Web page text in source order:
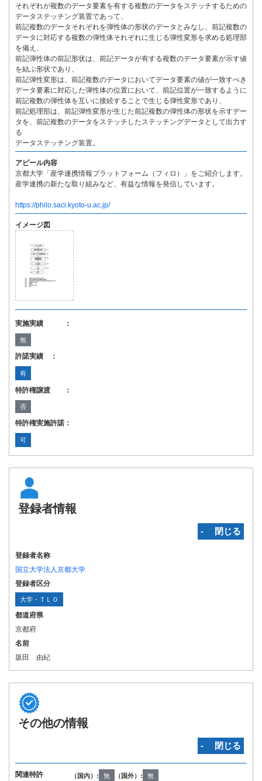
それぞれが複数のデータ要素を有する複数のデータをステッチするための
データステッチング装置であって、
前記複数のデータそれぞれを弾性体の形状のデータとみなし、前記複数の
データに対応する複数の弾性体それぞれに生じる弾性変形を求める処理部
を備え、
前記弾性体の前記形状は、前記データが有する複数のデータ要素が示す値
を結ぶ形状であり、
前記弾性変形は、前記複数のデータにおいてデータ要素の値が一致すべき
データ要素に対応した弾性体の位置において、前記位置が一致するように
前記複数の弾性体を互いに接続することで生じる弾性変形であり、
前記処理部は、前記弾性変形が生じた前記複数の弾性体の形状を示すデー
タを、前記複数のデータをステッチしたステッチングデータとして出力す
る
データステッチング装置。
アピール内容
京都大学「産学連携情報プラットフォーム（フィロ）」をご紹介します。
産学連携の新たな取り組みなど、有益な情報を発信しています。
https://philo.saci.kyoto-u.ac.jp/
イメージ図
実施実績 ：
無
許諾実績 ：
有
特許権譲渡 ：
否
特許権実施許諾：
可
登録者情報
‐ 閉じる
登録者名称
国立大学法人京都大学
登録者区分
大学・ＴＬＯ
都道府県
京都府
名前
坂田 由紀
その他の情報
‐ 閉じる
関連特許 （国内）: 無 （国外）: 無